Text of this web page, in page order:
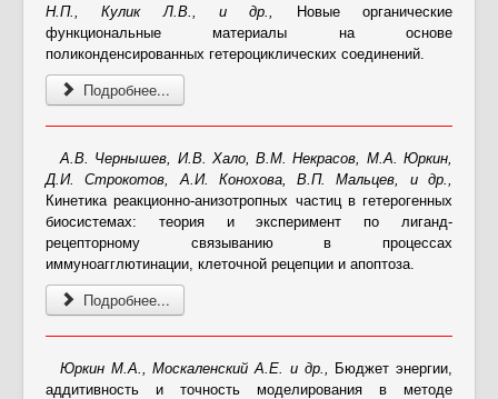
Н.П., Кулик Л.В., и др.,
Новые органические
функциональные материалы на основе
поликонденсированных гетероциклических соединений.
Подробнее...
А.В. Чернышев, И.В. Хало, В.М. Некрасов, М.А. Юркин,
Д.И. Строкотов, А.И. Конохова, В.П. Мальцев, и др.,
Кинетика реакционно-анизотропных частиц в гетерогенных
биосистемах: теория и эксперимент по лиганд-
рецепторному связыванию в процессах
иммуноагглютинации, клеточной рецепции и апоптоза.
Подробнее...
Юркин М.А., Москаленский А.Е. и др.,
Бюджет энергии,
аддитивность и точность моделирования в методе